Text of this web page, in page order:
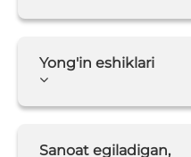
Yong'in eshiklari
Sanoat egiladigan,